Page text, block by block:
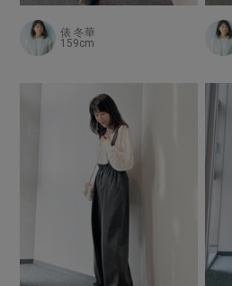
俵 冬華
159cm